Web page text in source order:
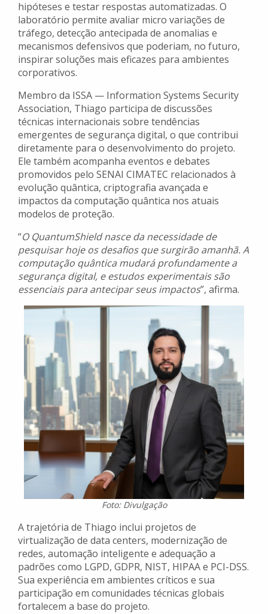
hipóteses e testar respostas automatizadas. O
laboratório permite avaliar micro variações de
tráfego, detecção antecipada de anomalias e
mecanismos defensivos que poderiam, no futuro,
inspirar soluções mais eficazes para ambientes
corporativos.
Membro da ISSA — Information Systems Security
Association, Thiago participa de discussões
técnicas internacionais sobre tendências
emergentes de segurança digital, o que contribui
diretamente para o desenvolvimento do projeto.
Ele também acompanha eventos e debates
promovidos pelo SENAI CIMATEC relacionados à
evolução quântica, criptografia avançada e
impactos da computação quântica nos atuais
modelos de proteção.
“O QuantumShield nasce da necessidade de
pesquisar hoje os desafios que surgirão amanhã. A
computação quântica mudará profundamente a
segurança digital, e estudos experimentais são
essenciais para antecipar seus impactos”, afirma.
Foto: Divulgação
A trajetória de Thiago inclui projetos de
virtualização de data centers, modernização de
redes, automação inteligente e adequação a
padrões como LGPD, GDPR, NIST, HIPAA e PCI-DSS.
Sua experiência em ambientes críticos e sua
participação em comunidades técnicas globais
fortalecem a base do projeto.